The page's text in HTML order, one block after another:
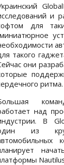
и
для
такого
они
над
В
из